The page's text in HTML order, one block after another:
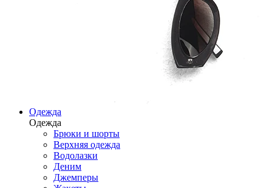
Одежда
Одежда
Брюки и шорты
Верхняя одежда
Водолазки
Деним
Джемперы